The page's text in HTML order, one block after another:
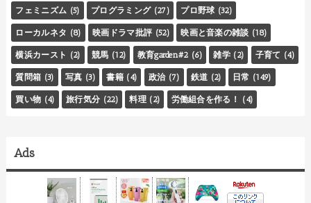
フェミニズム (5) プログラミング (27) プロ野球 (32)
ローカルネタ (8) 映画ドラマ批評 (52) 映画と音楽の雑談 (18)
横浜カースト (2) 競馬 (12) 教育garden#2 (6) 雑学 (2) 子育て (4)
質問箱 (3) 写真 (3) 書籍 (4) 政治 (7) 鉄道 (2) 日常 (149)
買い物 (4) 旅行気分 (22) 料理 (2) 労働組合を作る！ (4)
Ads